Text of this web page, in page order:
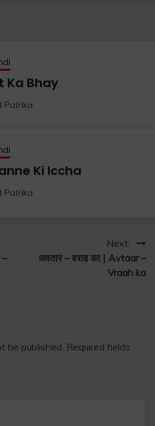
Ka Bhay
Patrika
Ki Iccha
Patrika
Next:
अवतार – वराह का | Avtaar –
Vraah ka
be published. Required fields